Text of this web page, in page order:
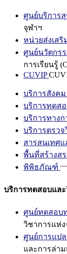
ศูนย์บริการ
จุฬาฯ
หน่วยส่งเส
ศูนย์นวัตกรร
การเรียนรู้
CUVIP
บริการสังคม
บริการทดส
บริการทาง
บริการตรว
สารสนเทศ
พื้นที่สร้างส
พิพิธภัณฑ์
บริการทดสอบแล
ศูนย์ทดสอบ
วิชาการแห่ง
ศูนย์การแป
และการล่า